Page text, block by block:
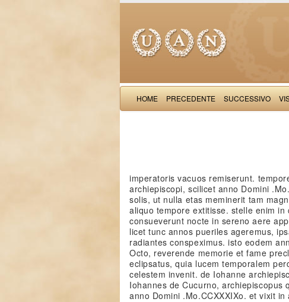
HOME PRECEDENTE SUCCESSIVO
imperatoris vacuos remiserunt.
archiepiscopi, scilicet anno Domini
solis, ut nulla etas meminerit tam
aliquo tempore extitisse. stelle enim
consueverunt nocte in sereno aere
licet tunc annos pueriles ageremus,
radiantes conspeximus. isto eodem
Octo, reverende memorie et fame
eclipsatus, quia lucem temporalem
celestem invenit. de Iohanne
Iohannes de Cucurno, archiepiscopus
anno Domini .Mo.CCXXXIXo. et vixit